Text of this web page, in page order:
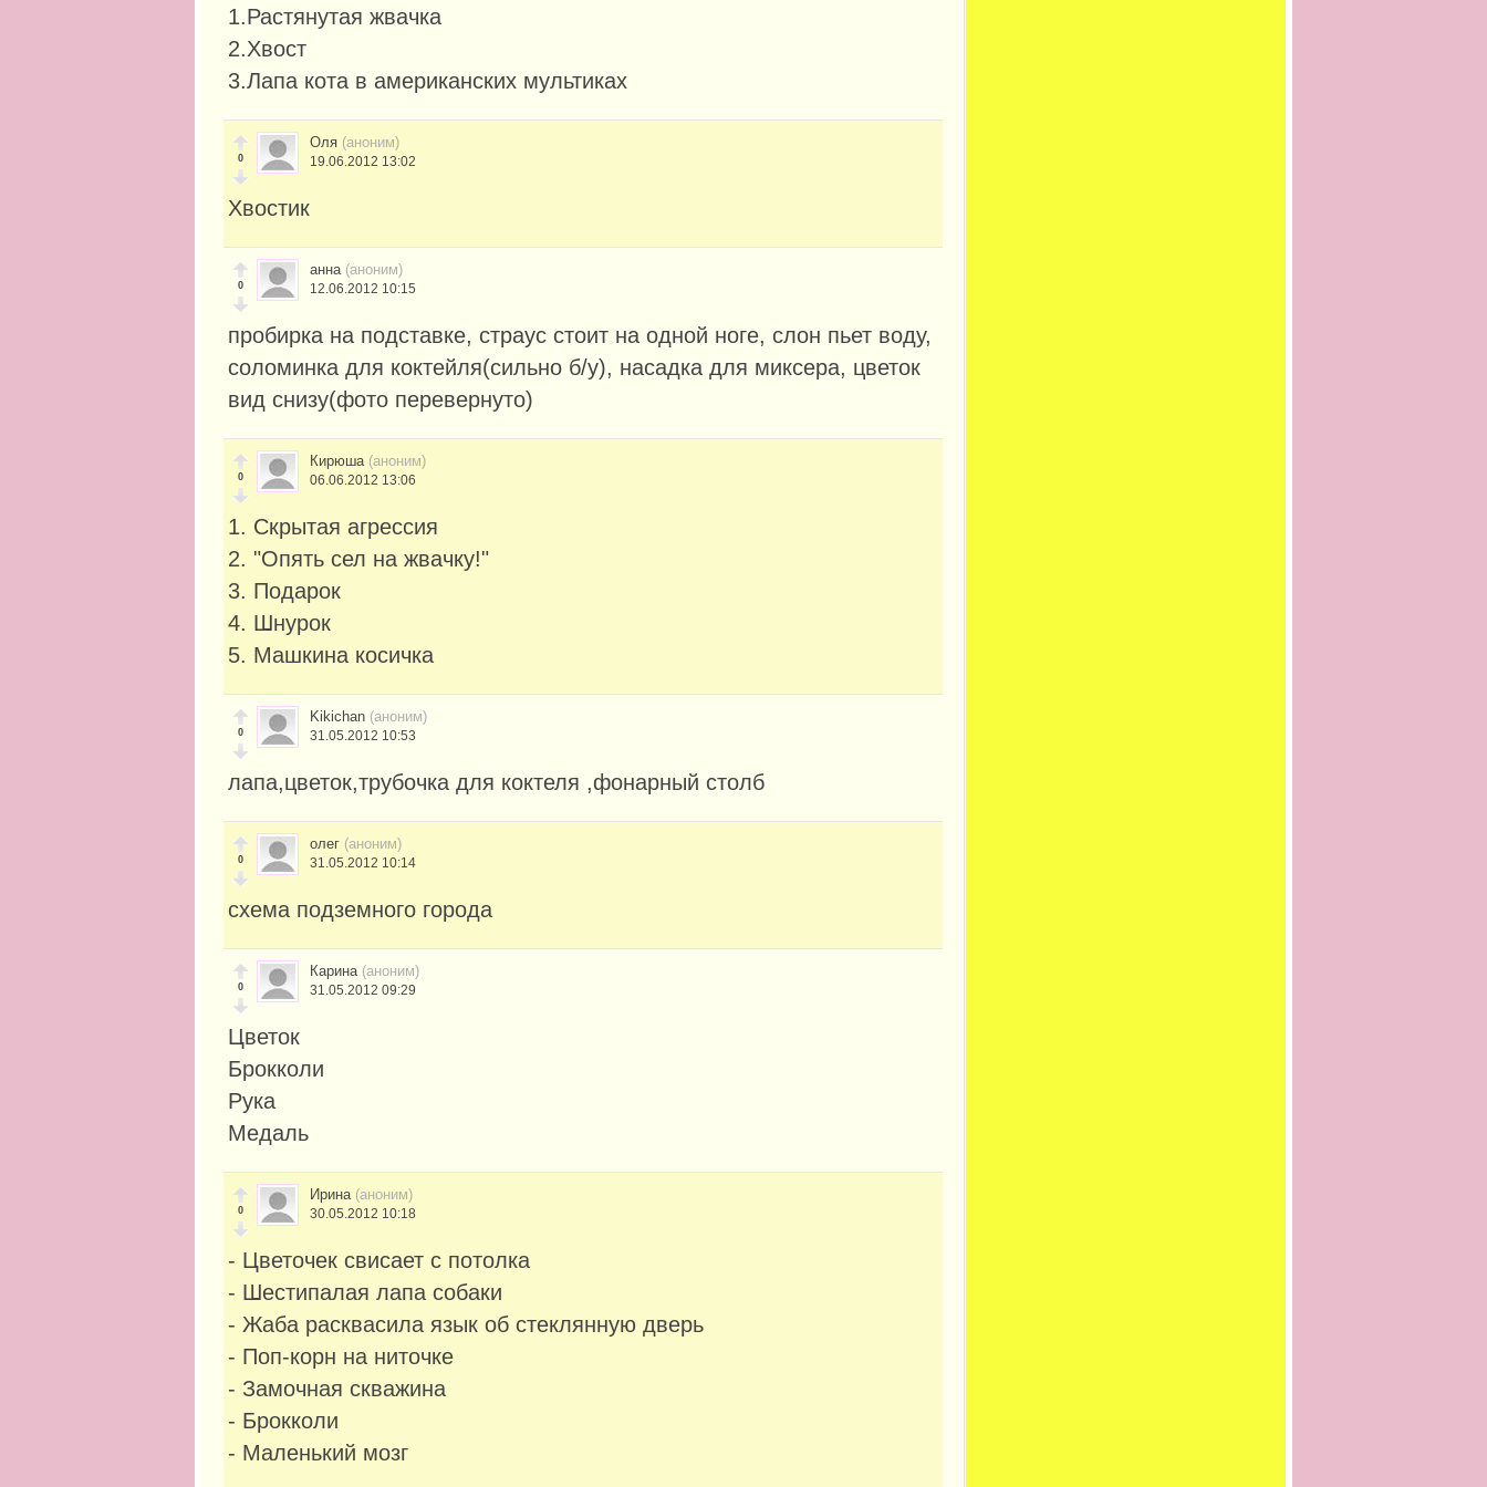
1.Растянутая жвачка
2.Хвост
3.Лапа кота в американских мультиках
0
Оля (аноним)
19.06.2012 13:02
Хвостик
0
анна (аноним)
12.06.2012 10:15
пробирка на подставке, страус стоит на одной ноге, слон пьет воду,
соломинка для коктейля(сильно б/у), насадка для миксера, цветок
вид снизу(фото перевернуто)
0
Кирюша (аноним)
06.06.2012 13:06
1. Скрытая агрессия
2. "Опять сел на жвачку!"
3. Подарок
4. Шнурок
5. Машкина косичка
0
Kikichan (аноним)
31.05.2012 10:53
лапа,цветок,трубочка для коктеля ,фонарный столб
0
олег (аноним)
31.05.2012 10:14
схема подземного города
0
Карина (аноним)
31.05.2012 09:29
Цветок
Брокколи
Рука
Медаль
0
Ирина (аноним)
30.05.2012 10:18
- Цветочек свисает с потолка
- Шестипалая лапа собаки
- Жаба расквасила язык об стеклянную дверь
- Поп-корн на ниточке
- Замочная скважина
- Брокколи
- Маленький мозг